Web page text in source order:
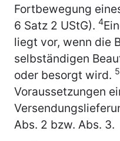
Fortbewegung
6 Satz 2 UStG). 4
liegt vor, wenn die
selbständigen
oder besorgt wird. 5
Voraussetzungen
Abs. 2 bzw. Abs. 3.